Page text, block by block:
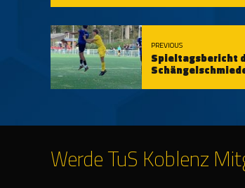
PREVIOUS
Spieltagsbericht
Werde TuS Koblenz